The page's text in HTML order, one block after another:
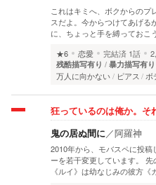
これはキミへ、ボクからのプ
スだよ。今からつけてあげる
に、ちょっと手を縛ってお
★6
恋愛 完結済 1話
残酷描写有り 暴力描写有り
万人に向かない ピアス ボ
狂っているのは俺か。そ
鬼の居ぬ間に ／阿羅神
2010年から、モバスペに投稿
ーを若干変更しています。
《ルイ》は幼なじみの彼方